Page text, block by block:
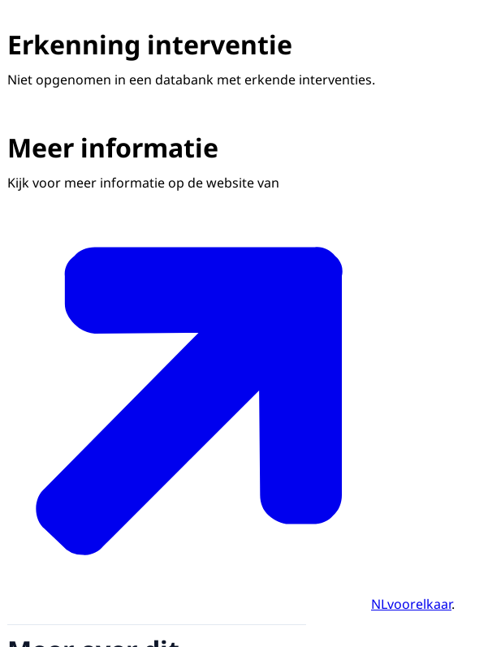
Erkenning interventie
Niet opgenomen in een databank met erkende interventies.
Meer informatie
Kijk voor meer informatie op de website van
NLvoorelkaar.